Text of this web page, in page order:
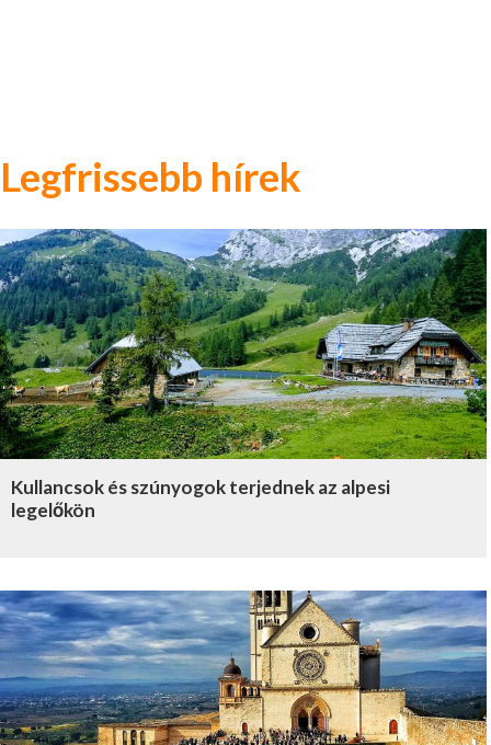
Legfrissebb hírek
Kullancsok és szúnyogok terjednek az alpesi
legelőkön